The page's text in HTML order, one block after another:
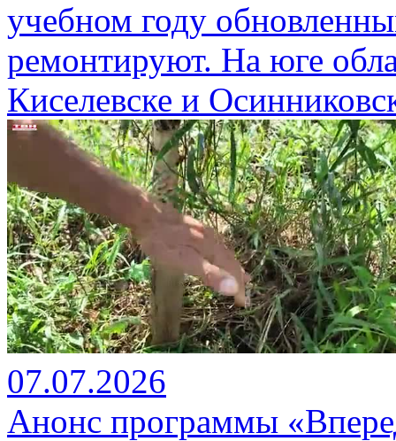
учебном году
ремонтируют. На юге
Киселевске и
07.07.2026
Анонс программы